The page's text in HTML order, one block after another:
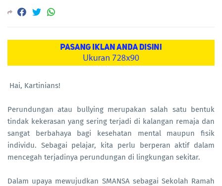
Hai, Kartinians!
Perundungan atau bullying merupakan salah satu bentuk
tindak kekerasan yang sering terjadi di kalangan remaja dan
sangat berbahaya bagi kesehatan mental maupun fisik
individu. Sebagai pelajar, kita perlu berperan aktif dalam
mencegah terjadinya perundungan di lingkungan sekitar.
Dalam upaya mewujudkan SMANSA sebagai Sekolah Ramah